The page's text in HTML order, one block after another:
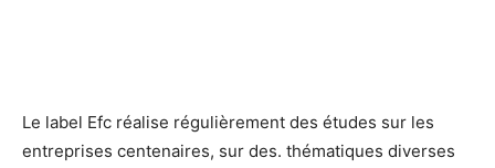
Le label Efc réalise régulièrement des études sur les
entreprises centenaires, sur des. thématiques diverses